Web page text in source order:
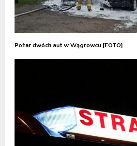
Pożar dwóch aut w Wągrowcu [FOTO]